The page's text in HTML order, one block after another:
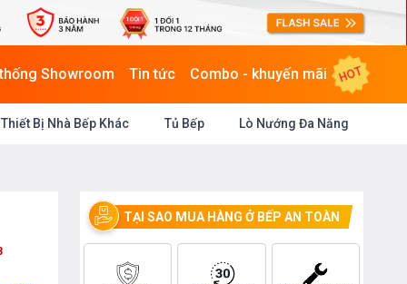
Showroom Tin tức Combo - khuyến mãi HOT
Thiết Bị Nhà Bếp Khác Tủ Bếp Lò Nướng Đa Năng
TẠI SAO MUA HÀNG Ở BẾP AN TOÀN